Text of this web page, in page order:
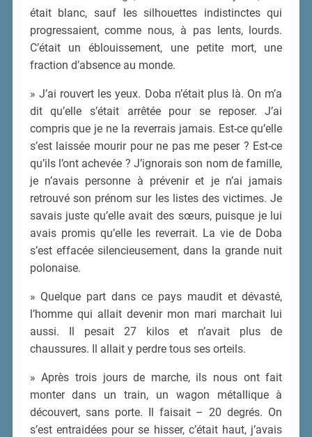
était blanc, sauf les silhouettes indistinctes qui
progressaient, comme nous, à pas lents, lourds.
C’était un éblouissement, une petite mort, une
fraction d’absence au monde.
» J’ai rouvert les yeux. Doba n’était plus là. On m’a
dit qu’elle s’était arrêtée pour se reposer. J’ai
compris que je ne la reverrais jamais. Est-ce qu’elle
s’est laissée mourir pour ne pas me peser ? Est-ce
qu’ils l’ont achevée ? J’ignorais son nom de famille,
je n’avais personne à prévenir et je n’ai jamais
retrouvé son prénom sur les listes des victimes. Je
savais juste qu’elle avait des sœurs, puisque je lui
avais promis qu’elle les reverrait. La vie de Doba
s’est effacée silencieusement, dans la grande nuit
polonaise.
» Quelque part dans ce pays maudit et dévasté,
l’homme qui allait devenir mon mari marchait lui
aussi. Il pesait 27 kilos et n’avait plus de
chaussures. Il allait y perdre tous ses orteils.
» Après trois jours de marche, ils nous ont fait
monter dans un train, un wagon métallique à
découvert, sans porte. Il faisait – 20 degrés. On
s’est entraidées pour se hisser, c’était haut, j’avais